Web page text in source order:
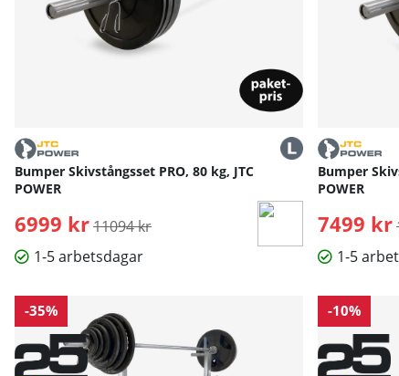
Bumper Skivstångsset PRO, 80 kg, JTC
POWER
6999 kr Ordinarie pris:
11094 kr
1-5 arbetsdagar
Bumper
POWER
7499 kr
1-5
-35% -10%